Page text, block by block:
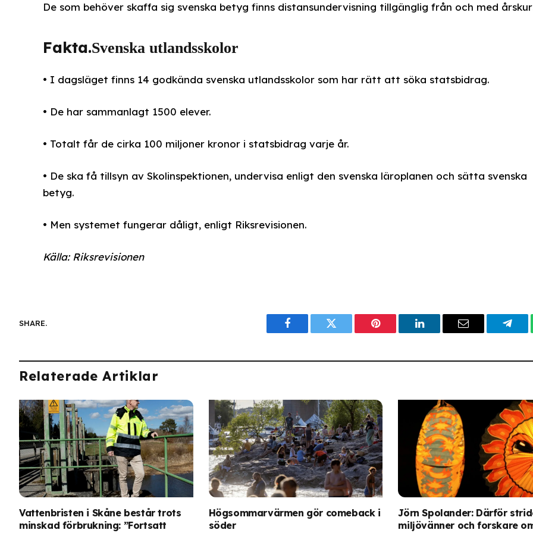
De som behöver skaffa sig svenska betyg finns distansundervisning tillgänglig från och med
Fakta.Svenska utlandsskolor
• I dagsläget finns 14 godkända svenska utlandsskolor som har rätt att söka statsbidrag.
• De har sammanlagt 1500 elever.
• Totalt får de cirka 100 miljoner kronor i statsbidrag varje år.
• De ska få tillsyn av Skolinspektionen, undervisa enligt den svenska läroplanen och sätta svenska
betyg.
• Men systemet fungerar dåligt, enligt Riksrevisionen.
Källa: Riksrevisionen
SHARE.
FacebookTwitter PinterestLinkedInEmail
Relaterade Artiklar
Vattenbristen i Skåne består trots
minskad förbrukning: ”Fortsatt
Högsommarvärmen gör comeback i
söder
Jörn Spolander: Därför
miljövänner och forskare